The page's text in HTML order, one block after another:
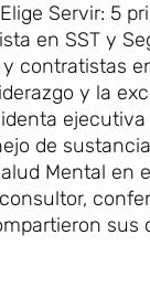
Servir: 5
en SST y
contratistas
y la
ejecutiva
de
Mental en
sus